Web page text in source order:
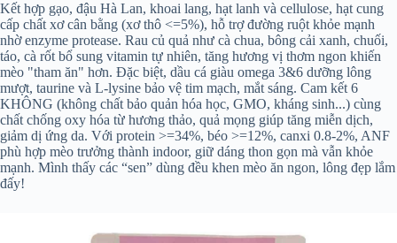
Kết hợp gạo, đậu Hà Lan, khoai lang, hạt lanh và cellulose, hạt cung
cấp chất xơ cân bằng (xơ thô <=5%), hỗ trợ đường ruột khỏe mạnh
nhờ enzyme protease. Rau củ quả như cà chua, bông cải xanh, chuối,
táo, cà rốt bổ sung vitamin tự nhiên, tăng hương vị thơm ngon khiến
mèo "tham ăn" hơn. Đặc biệt, dầu cá giàu omega 3&6 dưỡng lông
mượt, taurine và L-lysine bảo vệ tim mạch, mắt sáng. Cam kết 6
KHÔNG (không chất bảo quản hóa học, GMO, kháng sinh...) cùng
chất chống oxy hóa từ hương thảo, quả mọng giúp tăng miễn dịch,
giảm dị ứng da. Với protein >=34%, béo >=12%, canxi 0.8-2%, ANF
phù hợp mèo trưởng thành indoor, giữ dáng thon gọn mà vẫn khỏe
mạnh. Mình thấy các “sen” dùng đều khen mèo ăn ngon, lông đẹp lắm
đấy!